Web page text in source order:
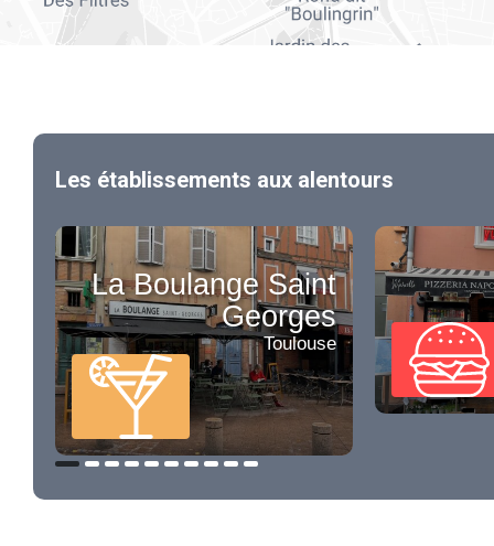
Les établissements aux alentours
La Boulange Saint
Georges
Toulouse